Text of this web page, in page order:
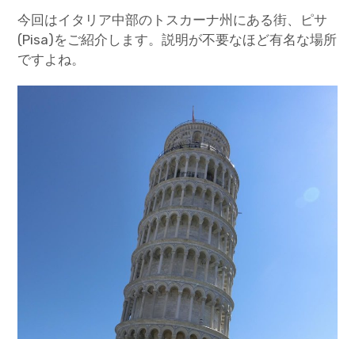
今回はイタリア中部のトスカーナ州にある街、ピサ
(Pisa)をご紹介します。説明が不要なほど有名な場所
ですよね。